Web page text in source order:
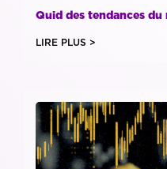
Quid des tendances
LIRE PLUS >